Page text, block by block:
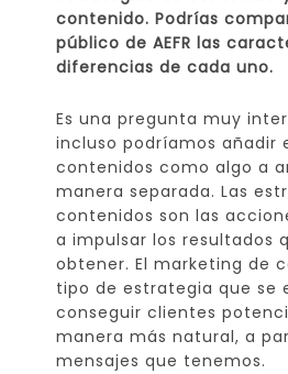
contenido. Podrías
público de AEFR las
diferencias de cada uno.
Es una pregunta muy
incluso podríamos añadir
contenidos como algo a
manera separada. Las
contenidos son las
a impulsar los resultados
obtener. El marketing de
tipo de estrategia que se
conseguir clientes
manera más natural, a
mensajes que tenemos.